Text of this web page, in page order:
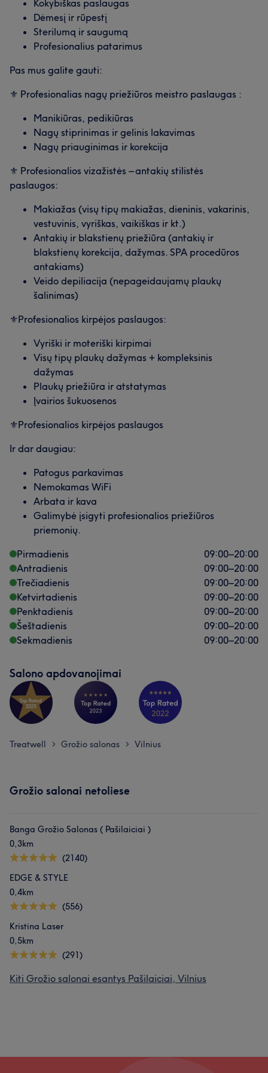
Mūsų klientų nuomonė apie darbuotoją: Irena
Profesionalus 26 Aukštos kvalifikacijos
Dėmesingas detalėms
Mūsų klientų nuomonė apie darbuotoją: Ana
Profesionalus 10 Aukštos kvalifikacijos
Dėmesingas detalėms
Mūsų klientų nuomonė apie darbuotoją: Alina
Kruopštus
Kokybiškas paslaugas
Dėmesį ir rūpestį
Sterilumą ir saugumą
Profesionalius patarimus
Pas mus galite gauti:
⚜️ Profesionalias nagų priežiūros meistro paslaugas :
Manikiūras, pedikiūras
Nagų stiprinimas ir gelinis lakavimas
Nagų priauginimas ir korekcija
⚜️ Profesionalios vizažistės – antakių stilistės
paslaugos:
Makiažas (visų tipų makiažas, dieninis, vakarinis,
vestuvinis, vyriškas, vaikiškas ir kt.)
Antakių ir blakstienų priežiūra (antakių ir
blakstienų korekcija, dažymas. SPA procedūros
antakiams)
Veido depiliacija (nepageidaujamų plaukų
šalinimas)
⚜️Profesionalios kirpėjos paslaugos:
Vyriški ir moteriški kirpimai
Visų tipų plaukų dažymas + kompleksinis
dažymas
Plaukų priežiūra ir atstatymas
Įvairios šukuosenos
⚜️Profesionalios kirpėjos paslaugos
Ir dar daugiau:
Patogus parkavimas
Nemokamas WiFi
Arbata ir kava
Galimybė įsigyti profesionalios priežiūros
priemonių.
Pirmadienis
09:00–20:00
Antradienis
09:00–20:00
Trečiadienis
09:00–20:00
Ketvirtadienis
09:00–20:00
Penktadienis
09:00–20:00
Šeštadienis
09:00–20:00
Sekmadienis
09:00–20:00
Salono apdovanojimai
Treatwell > Grožio salonas > Vilnius
Grožio salonai netoliese
Banga Grožio Salonas ( Pašilaiciai )
0,3km
(2140)
EDGE & STYLE
0,4km
(556)
Kristina Laser
0,5km
(291)
Kiti Grožio salonai esantys Pašilaiciai, Vilnius